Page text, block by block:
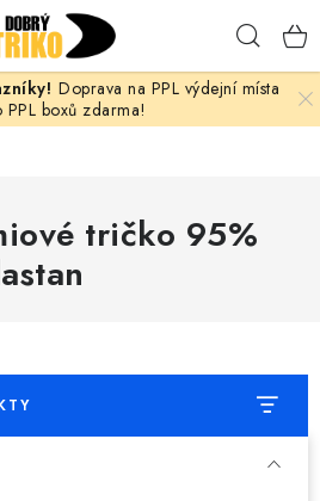
Doprava na PPL výdejní místa
PPL boxů zdarma!
tričko 95%